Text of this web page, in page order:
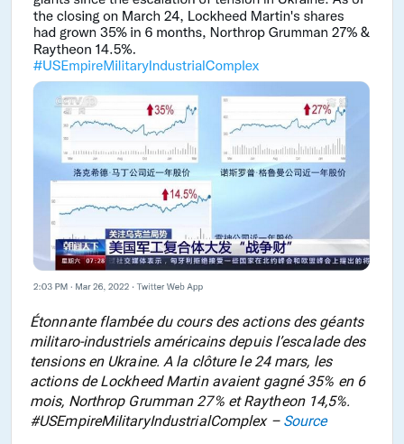
Étonnante flambée du cours des actions des géants
militaro-industriels américains depuis l’escalade des
tensions en Ukraine. A la clôture le 24 mars, les
actions de Lockheed Martin avaient gagné 35% en 6
mois, Northrop Grumman 27% et Raytheon 14,5%.
#USEmpireMilitaryIndustrialComplex – Source